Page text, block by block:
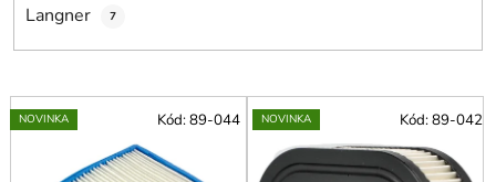
Langner 7
V
ýNOVINKA Kód:89-044 NOVINKA Kód:89-042